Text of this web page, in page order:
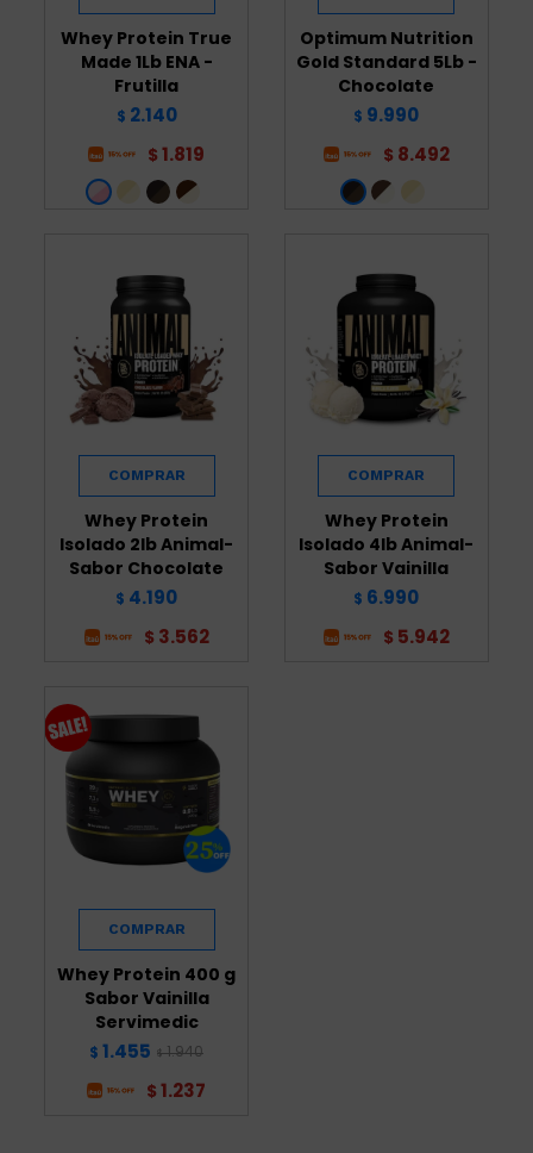
Whey Protein True
Made 1Lb ENA -
Frutilla
$ 2.140
$ 1.819
Optimum Nutrition
Gold Standard 5Lb -
Chocolate
$ 9.990
$ 8.492
Whey Protein
Isolado 2lb Animal-
Sabor Chocolate
$ 4.190
$ 3.562
Whey Protein
Isolado 4lb Animal-
Sabor Vainilla
$ 6.990
$ 5.942
Whey Protein 400 g
Sabor Vainilla
Servimedic
$ 1.455 $ 1.940
$ 1.237